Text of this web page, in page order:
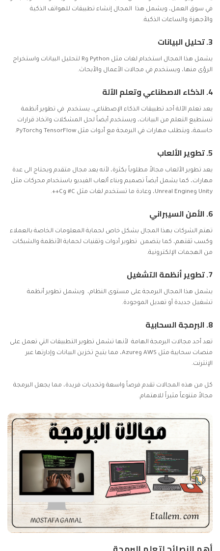
في سوق العمل، ويشمل هذا المجال إنشاء تطبيقات للهواتف الذكية
والأجهزة والساعات الذكية.
3. تحليل البيانات
يشمل هذا المجال استخدام لغات مثل Python وR لتحليل البيانات واستخراج
الرؤى منها، ويستخدم في مجالات الأعمال والأبحاث.
4. الذكاء الاصطناعي وتعلم الآلة
يعد تعلم الآلة أحد تطبيقات الذكاء الإصطناعي، يستخدم في تطوير أنظمة
تستطيع التعلم من البيانات، ويستخدم أيضاً لحل المشكلات واتخاذ قرارات
حاسمة، ويتطلب مهارات في البرمجة مع أدوات مثل TensorFlow وPyTorch.
5. تطوير الألعاب
يعد تطوير الألعاب مجالاً مطلوباً بكثرة، لأنه يعد مجال متقدم ويحتاج الى عدة
مهارات، كما يشمل أيضاً تصميم وبناء ألعاب الفيديو باستخدام محركات مثل
Unity وUnreal Engine، وعادة ما تستخدم لغات مثل C# وC++.
6. الأمن السيبراني
تهتم الشركات بهذا المجال بشكل خاص لحماية المعلومات الخاصة بالعملاء
وكسب ثقتهم، كما يتضمن تطوير أدوات وتقنيات لحماية الأنظمة والشبكات
من الهجمات الإلكترونية.
7. تطوير أنظمة التشغيل
يشمل هذا المجال البرمجة على مستوى النظام، ويشمل تطوير أنظمة
تشغيل جديدة أو تعديل الموجودة.
8. البرمجة السحابية
تعد أحد مجالات البرمجة الهامة لأنها تشمل تطوير التطبيقات التي تعمل على
منصات سحابية مثل AWS وAzure، مما يتيح تخزين البيانات وإدارتها عبر
الإنترنت.
كل من هذه المجالات تقدم فرصاً واسعة وتحديات فريدة، مما يجعل البرمجة
مجالاً متنوعاً مثيراً للاهتمام.